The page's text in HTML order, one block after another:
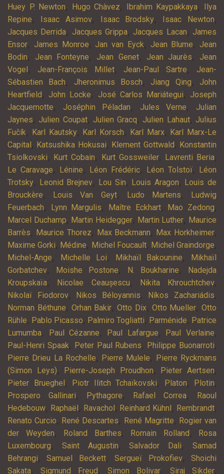
Huey P. Newton, Hugo Chàvez, Ibrahim Kaypakkaya,
Ilya
Repine, Isaac Asimov, Isaac Brodsky, Isaac Newton,
Jacques Derrida, Jacques Grippa, Jacques Lacan, James
Ensor, James Monroe, Jan van Eyck, Jean Blume, Jean
Bodin, Jean Fonteyne, Jean Genet, Jean Jaurès, Jean
Vogel , Jean-François Millet, Jean-Paul Sartre, Jean-
Sébastien Bach, Jheronimus Bosch, Jiang Qing, John
Heartfield , John Locke, José Carlos Mariátegui, Joseph
Jacquemotte, Joséphin Péladan, Jules Verne, Julian
Jaynes, Julien Coupat, Julien Gracq, Julien Lahaut, Julius
Fučík, Karl Kautsky, Karl Korsch, Karl Marx, Karl Marx-Le
Capital , Katsushika Hokusai, Klement Gottwald , Konstantin
Tsiolkovski, Kurt Cobain, Kurt Gossweiler, Lavrenti Beria,
Le Caravage, Lénine, Léon Frédéric, Léon Tolstoï,
Léon
Trotsky, Leonid Brejnev, Lou Sin, Louis Aragon, Louis de
Brouckère, Louis Van Geyt, Ludo Martens,
Ludwig
Feuerbach, Lynn Margulis, Maître Eckhart, Mao Zedong,
Marcel Duchamp, Martin Heidegger, Martin Luther, Maurice
Barrès, Maurice Thorez, Max Beckmann, Max Horkheimer,
Maxime Gorki, Médine, Michel Foucault, Michel Graindorge,
Michel-Ange, Michelle Loi, Mikhaïl Bakounine,
Mikhaïl
Gorbatchev, Moishe Postone, N. Boukharine,
Nadejda
Kroupskaïa, Nicolae Ceaușescu, Nikita Khrouchtchev,
Nikolaï Fiodorov, Nikos Béloyannis, Níkos Zachariádis,
Norman Béthune, Orhan Bakir, Otto Dix, Otto Mueller, Otto
Rühle, Pablo Picasso, Palmiro Togliatti, Parménide, Patrice
Lumumba, Paul Cézanne, Paul Lafargue, Paul Verlaine,
Paul-Henri Spaak, Peter Paul Rubens, Philippe Buonarroti,
Pierre Drieu La Rochelle, Pierre Mulele,
Pierre Ryckmans
(Simon Leys), Pierre-Joseph Proudhon, Pieter Aertsen,
Pieter Brueghel , Piotr Ilitch Tchaïkovski, Platon, Plotin,
Prospero Gallinari, Pythagore, Rafael Correa,
Raoul
Hedebouw, Raphaël , Ravachol , Reinhard Kühnl , Rembrandt,
Renato Curcio, René Descartes, René Magritte, Rogier van
der Weyden, Roland Barthes, Romain Rolland ,
Rosa
Luxembourg, Saint Augustin,Salvador Dali,Samad
Behrangi,Samuel Beckett,Sergueï Prokofiev,Shoichi
Sakata, Sigmund Freud , Simon Bolivar, Siraj Sikder,